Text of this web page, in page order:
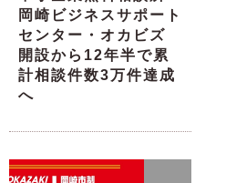
岡崎ビジネスサポート
センター・オカビズ
開設から12年半で累
計相談件数3万件達成
へ